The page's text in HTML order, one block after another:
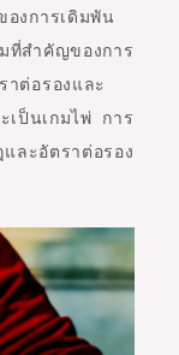
งการเดิมพัน
ที่สำคัญของการ
าต่อรองและ
เป็นเกมไพ่ การ
ละอัตราต่อรอง